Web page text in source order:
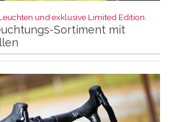
und exklusive Limited Edition:
Sortiment mit